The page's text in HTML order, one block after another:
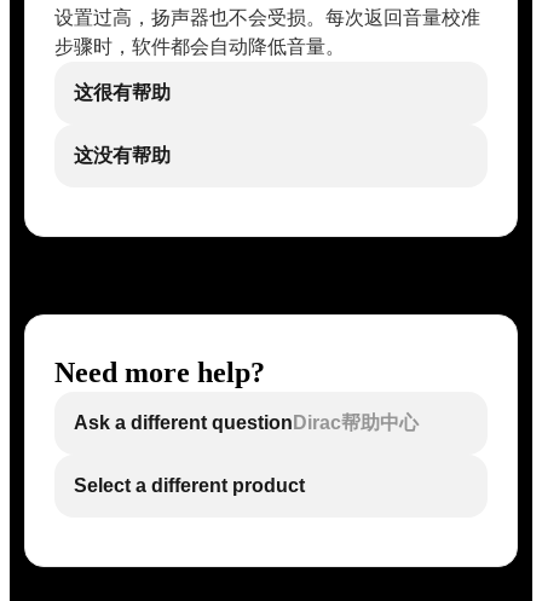
设置过高，扬声器也不会受损。每次返回音量校准
步骤时，软件都会自动降低音量。
这很有帮助
这没有帮助
Need more help?
Ask a different question Dirac帮助中心
Select a different product